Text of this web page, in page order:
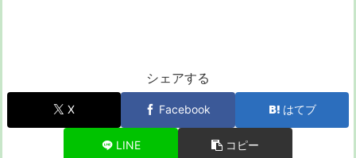
シェアする
X Facebook はてブ
LINE コピー